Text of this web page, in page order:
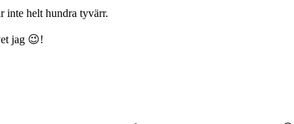
inte helt hundra tyvärr.
jag 😉!